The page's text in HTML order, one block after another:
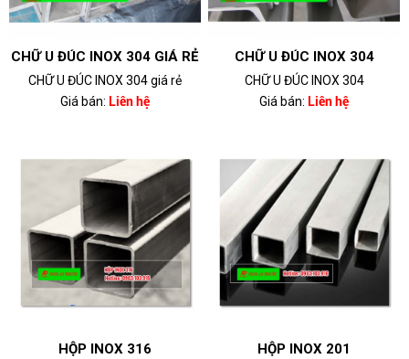
CHỮ U ĐÚC INOX 304 GIÁ RẺ
CHỮ U ĐÚC INOX 304 giá rẻ
Giá bán: Liên hệ
CHỮ U ĐÚC INOX 304
CHỮ U ĐÚC INOX 304
Giá bán: Liên hệ
HỘP INOX 316 HỘP INOX 201